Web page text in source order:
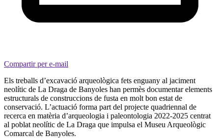
Compartir per e-mail
Els treballs d’excavació arqueològica fets enguany al jaciment
neolític de La Draga de Banyoles han permès documentar elements
estructurals de construccions de fusta en molt bon estat de
conservació. L’actuació forma part del projecte quadriennal de
recerca en matèria d’arqueologia i paleontologia 2022-2025 centrat
al poblat neolític de La Draga que impulsa el Museu Arqueològic
Comarcal de Banyoles.